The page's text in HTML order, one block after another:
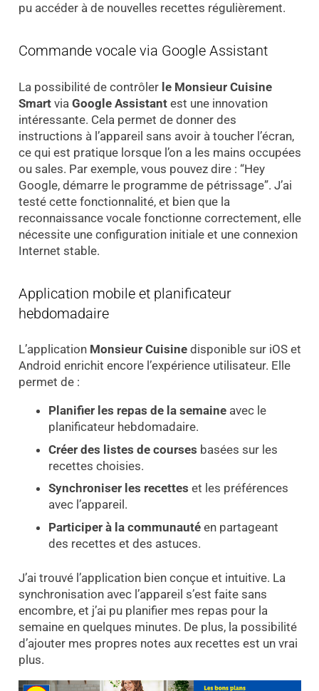
pu accéder à de nouvelles recettes régulièrement.
Commande vocale via Google Assistant
La possibilité de contrôler le Monsieur Cuisine
Smartvia Google Assistantest une innovation
intéressante. Cela permet de donner des
instructions à l’appareil sans avoir à toucher l’écran,
ce qui est pratique lorsque l’on a les mains occupées
ou sales. Par exemple, vous pouvez dire : “Hey
Google, démarre le programme de pétrissage”. J’ai
testé cette fonctionnalité, et bien que la
reconnaissance vocale fonctionne correctement, elle
nécessite une configuration initiale et une connexion
Internet stable.
Application mobile et planificateur
hebdomadaire
L’application Monsieur Cuisinedisponible sur iOS et
Android enrichit encore l’expérience utilisateur. Elle
permet de :
Planifier les repas de la semaine avec le
planificateur hebdomadaire.
Créer des listes de courses basées sur les
recettes choisies.
Synchroniser les recettes et les préférences
avec l’appareil.
Participer à la communauté en partageant
des recettes et des astuces.
J’ai trouvé l’application bien conçue et intuitive. La
synchronisation avec l’appareil s’est faite sans
encombre, et j’ai pu planifier mes repas pour la
semaine en quelques minutes. De plus, la possibilité
d’ajouter mes propres notes aux recettes est un vrai
plus.